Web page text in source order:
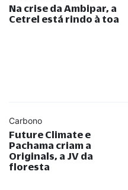
Na crise da Ambipar, a
Cetrel está rindo à toa
Carbono
Future Climate e
Pachama criam a
Originals, a JV da
floresta